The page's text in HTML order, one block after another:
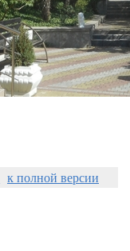
к полной версии